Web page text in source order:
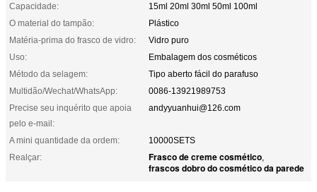
Capacidade:
15ml 20ml 30ml 50ml 100ml
O material do tampão:
Plástico
Matéria-prima do frasco de vidro:
Vidro puro
Uso:
Embalagem dos cosméticos
Método da selagem:
Tipo aberto fácil do parafuso
Multidão/Wechat/WhatsApp:
0086-13921989753
Precise seu inquérito que apoia
pelo e-mail:
andyyuanhui@126.com
A mini quantidade da ordem:
10000SETS
Realçar:
Frasco de creme cosmético,
frascos dobro do cosmético da parede